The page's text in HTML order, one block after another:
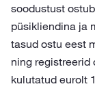
soodustust
püsikliendina ja
tasud ostu eest
ning registreerid
kulutatud eurolt